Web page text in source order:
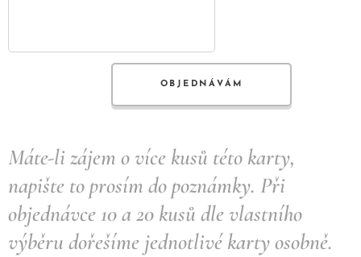
OBJEDNÁVÁM
Máte-li zájem o více kusů této karty,
napište to prosím do poznámky. Při
objednávce 10 a 20 kusů dle vlastního
výběru dořešíme jednotlivé karty osobně.